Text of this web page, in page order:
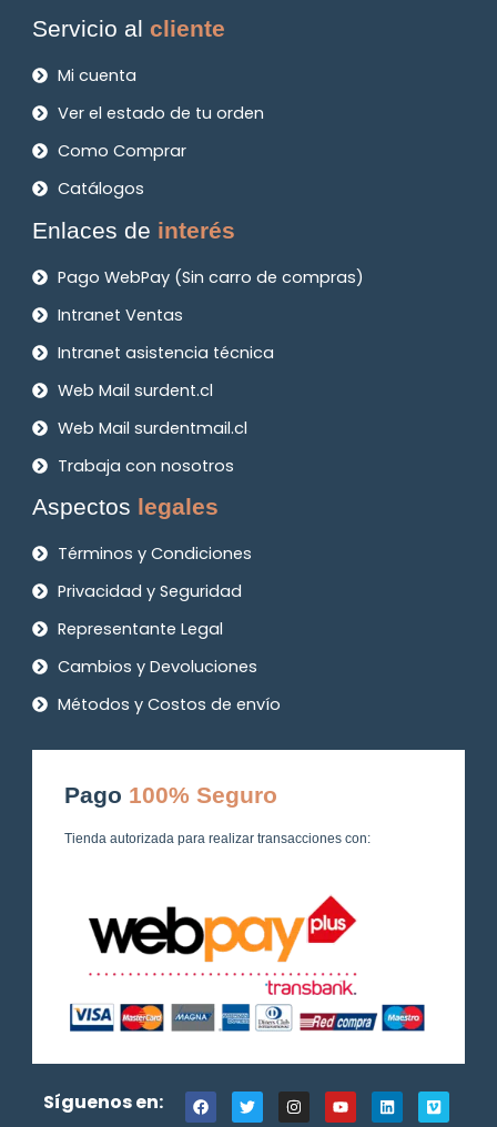
Servicio alcliente
Mi cuenta
Ver el estado de tu orden
Como Comprar
Catálogos
Enlaces de interés
Pago WebPay (Sin carro de compras)
Intranet Ventas
Intranet asistencia técnica
Web Mail surdent.cl
Web Mail surdentmail.cl
Trabaja con nosotros
Aspectos legales
Términos y Condiciones
Privacidad y Seguridad
Representante Legal
Cambios y Devoluciones
Métodos y Costos de envío
Pago 100% Seguro
Tienda autorizada para realizar transacciones con:
Síguenos en:
F
a
T
w
I
n
Y
o
L
i
V
i